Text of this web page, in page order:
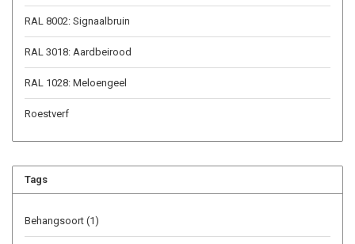
RAL 8002: Signaalbruin
RAL 3018: Aardbeirood
RAL 1028: Meloengeel
Roestverf
Tags
Behangsoort (1)